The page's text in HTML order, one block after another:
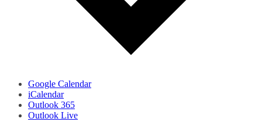
Google Calendar
iCalendar
Outlook 365
Outlook Live